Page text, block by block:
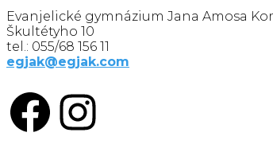
Evanjelické gymnázium Jana Amosa
Škultétyho 10
tel.: 055/68 156 11
egjak@egjak.com
FacebookInstagram